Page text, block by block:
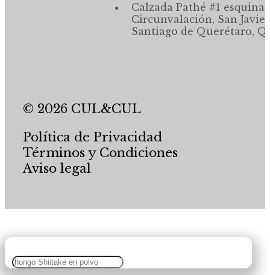
Calzada Pathé #1 esquina,
Circunvalación, San
Santiago de Querétaro,
© 2026 CUL&CUL
Política de Privacidad
Términos y Condiciones
Aviso legal